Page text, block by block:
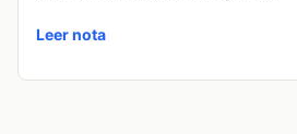
Leer nota